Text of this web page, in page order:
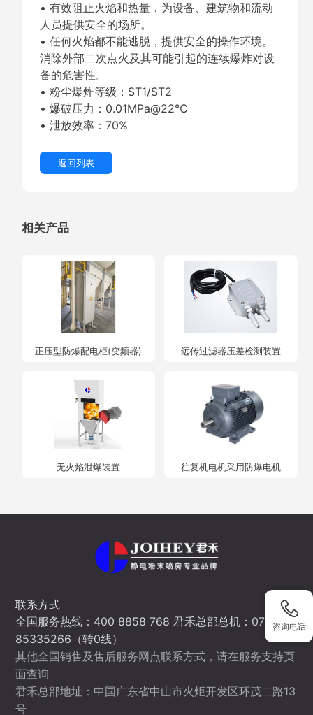
• 有效阻止火焰和热量，为设备、建筑物和流动
人员提供安全的场所。
• 任何火焰都不能逃脱，提供安全的操作环境。
消除外部二次点火及其可能引起的连续爆炸对设
备的危害性。
• 粉尘爆炸等级：ST1/ST2
• 爆破压力：0.01MPa@22℃
• 泄放效率：70%
返回列表
相关产品
正压型防爆配电柜(变频器) 远传过滤器压差检测装置
无火焰泄爆装置 往复机电机采用防爆电机
联系方式
全国服务热线：400 8858 768 君禾总部总机：0760-
85335266（转0线）
其他全国销售及售后服务网点联系方式，请在服务支持页
面查询
君禾总部地址：中国广东省中山市火炬开发区环茂二路13
号
咨询电话